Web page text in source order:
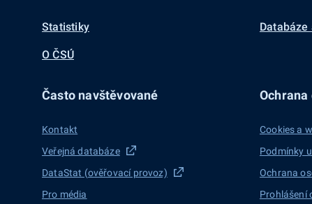
Statistiky Databáze
O ČSÚ
Často navštěvované
Kontakt
Veřejná databáze
DataStat (ověřovací provoz)
Pro média
Cookies a
Podmínky
Ochrana
Prohlášení